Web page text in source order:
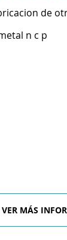
de
n c p
VER MÁS